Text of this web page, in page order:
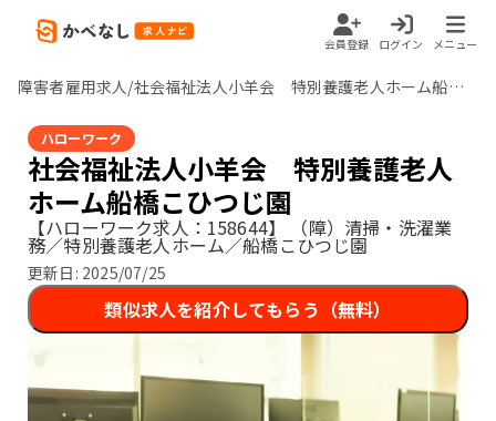
会員登録 ログイン メニュー
障害者雇用求人/社会福祉法人小羊会 特別養護老人ホーム船橋こひつじ園/千葉県
ハローワーク
社会福祉法人小羊会 特別養護老人
ホーム船橋こひつじ園
【ハローワーク求人：158644】 （障）清掃・洗濯業
務／特別養護老人ホーム／船橋こひつじ園
更新日: 2025/07/25
類似求人を紹介してもらう（無料）